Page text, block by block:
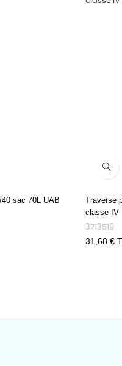
sac 70L UAB
Traverse
classe IV
3713519
Prix
31,68 €